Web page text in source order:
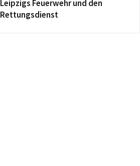
Leipzigs Feuerwehr und den
Rettungsdienst